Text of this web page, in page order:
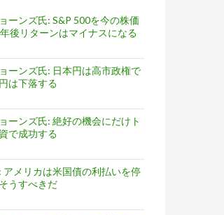
ーンズ氏: S&P 500を今の株価
後リターンはマイナスになる
ーンズ氏: 日本円は高市政権で
は下落する
ーンズ氏: 絶好の機会にだけト
で成功する
アメリカは米国債の利払いを停
うすべきだ